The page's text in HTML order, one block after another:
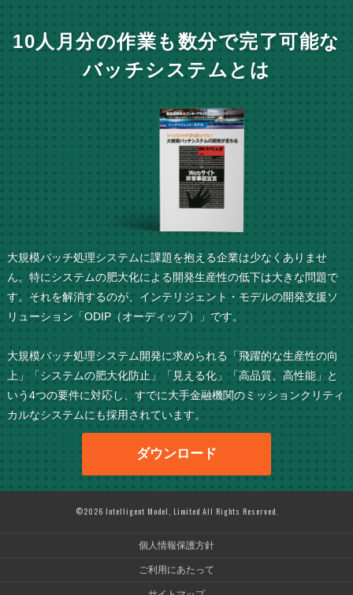
10人月分の作業も数分で完了可能な
バッチシステムとは
大規模バッチ処理システムに課題を抱える企業は少なくありませ
ん。特にシステムの肥大化による開発生産性の低下は大きな問題で
す。それを解消するのが、インテリジェント・モデルの開発支援ソ
リューション「ODIP（オーディップ）」です。
大規模バッチ処理システム開発に求められる「飛躍的な生産性の向
上」「システムの肥大化防止」「見える化」「高品質、高性能」と
いう4つの要件に対応し、すでに大手金融機関のミッションクリティ
カルなシステムにも採用されています。
ダウンロード
©2026 Intelligent Model, Limited All Rights Reserved.
個人情報保護方針
ご利用にあたって